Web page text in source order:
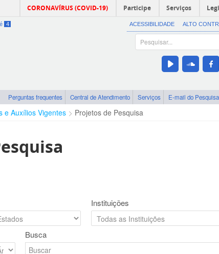
CORONAVÍRUS (COVID-19) Participe Serviços
4 ACESSIBILIDADE ALTO
Perguntas frequentes Central de Atendimento Serviços E-mail do
e Auxílios Vigentes Projetos de Pesquisa
Instituições
Busca